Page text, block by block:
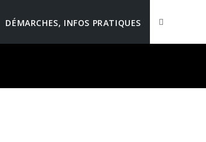
DÉMARCHES, INFOS PRATIQUES